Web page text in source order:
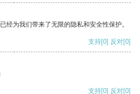
经为我们带来了无限的隐私和安全性保护。
支持[0] 反对[0]
支持[0] 反对[0]